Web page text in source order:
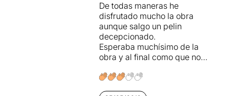
De todas maneras he
disfrutado mucho la obra
aunque salgo un pelin
decepcionado.
Esperaba muchísimo de la
obra y al final como que no…